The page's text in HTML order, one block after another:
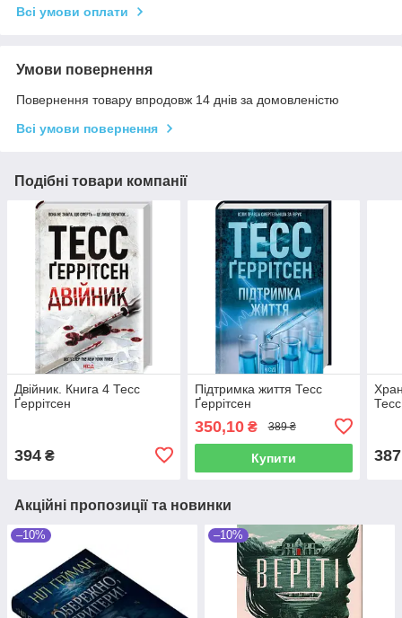
Всі умови оплати
Умови повернення
Повернення товару впродовж 14 днів за домовленістю
Всі умови повернення
Подібні товари компанії
Двійник. Книга 4 Тесс
Ґеррітсен
394 ₴
Підтримка життя Тесс
Ґеррітсен
350,10₴ 389 ₴
Купити 387
Акційні пропозиції та новинки
–10% –10%